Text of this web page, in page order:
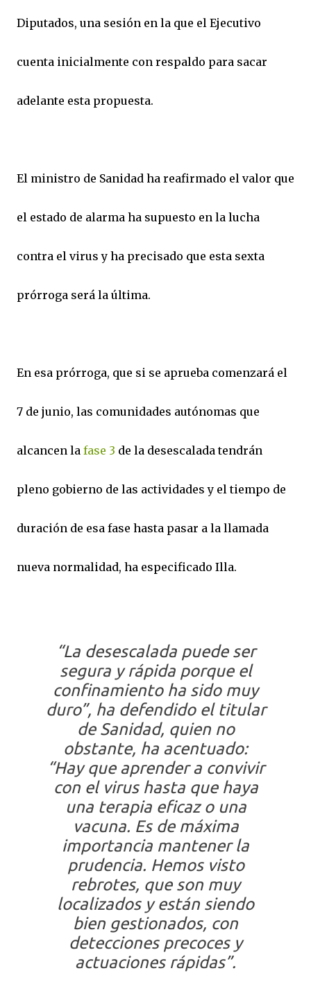
Diputados, una sesión en la que el Ejecutivo
cuenta inicialmente con respaldo para sacar
adelante esta propuesta.
El ministro de Sanidad ha reafirmado el valor que
el estado de alarma ha supuesto en la lucha
contra el virus y ha precisado que esta sexta
prórroga será la última.
En esa prórroga, que si se aprueba comenzará el
7 de junio, las comunidades autónomas que
alcancen la fase 3 de la desescalada tendrán
pleno gobierno de las actividades y el tiempo de
duración de esa fase hasta pasar a la llamada
nueva normalidad, ha especificado Illa.
“La desescalada puede ser
segura y rápida porque el
confinamiento ha sido muy
duro”, ha defendido el titular
de Sanidad, quien no
obstante, ha acentuado:
“Hay que aprender a convivir
con el virus hasta que haya
una terapia eficaz o una
vacuna. Es de máxima
importancia mantener la
prudencia. Hemos visto
rebrotes, que son muy
localizados y están siendo
bien gestionados, con
detecciones precoces y
actuaciones rápidas”.